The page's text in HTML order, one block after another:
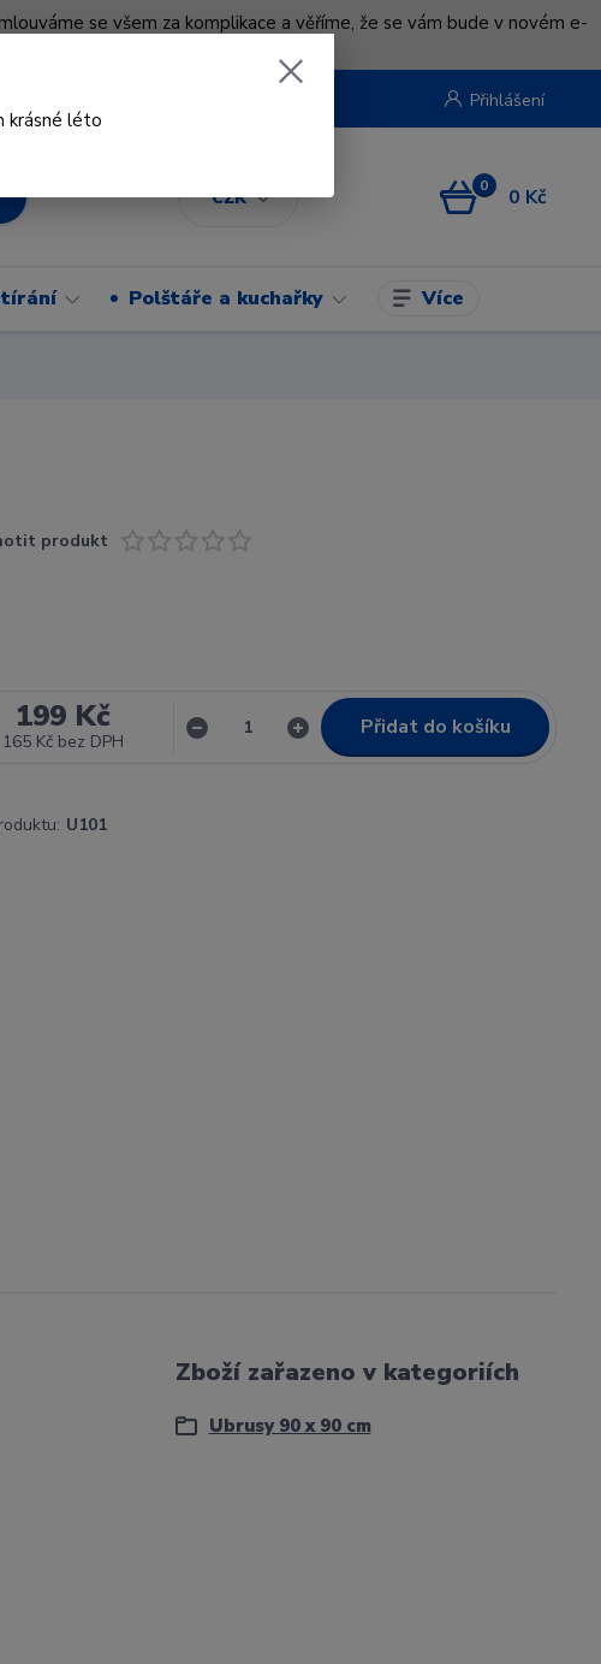
se všem za komplikace a věříme, že se vám bude v novém e-
CZK
Přihlášení
0 0 Kč
Polštáře a kuchařky Více
produkt
199 Kč
165 Kč bez DPH
Přidat do košíku
U101
Zboží zařazeno v kategoriích
Ubrusy 90 x 90 cm
krásné léto